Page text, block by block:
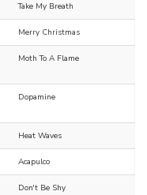
Take My Breath
Merry Christmas
Moth To A Flame
Dopamine
Heat Waves
Acapulco
Don't Be Shy